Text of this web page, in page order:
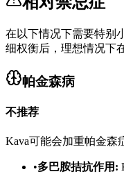
在以下情况下需要特别
细权衡后，理想情况下
帕金森病
不推荐
Kava可能会加重帕金森
•多巴胺拮抗作用 :